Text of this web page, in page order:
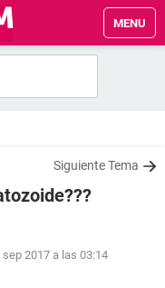
MENU
Siguiente Tema
sep 2017 a las 03:14